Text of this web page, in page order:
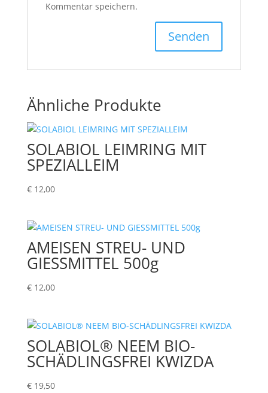
Kommentar speichern.
Ähnliche Produkte
SOLABIOL LEIMRING MIT
SPEZIALLEIM
€12,00
AMEISEN STREU- UND
GIESSMITTEL 500g
€12,00
SOLABIOL® NEEM BIO-
SCHÄDLINGSFREI KWIZDA
€19,50